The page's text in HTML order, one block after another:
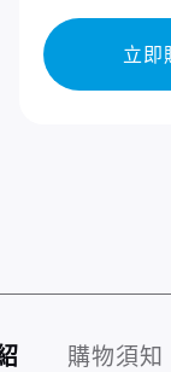
立即
購物須知